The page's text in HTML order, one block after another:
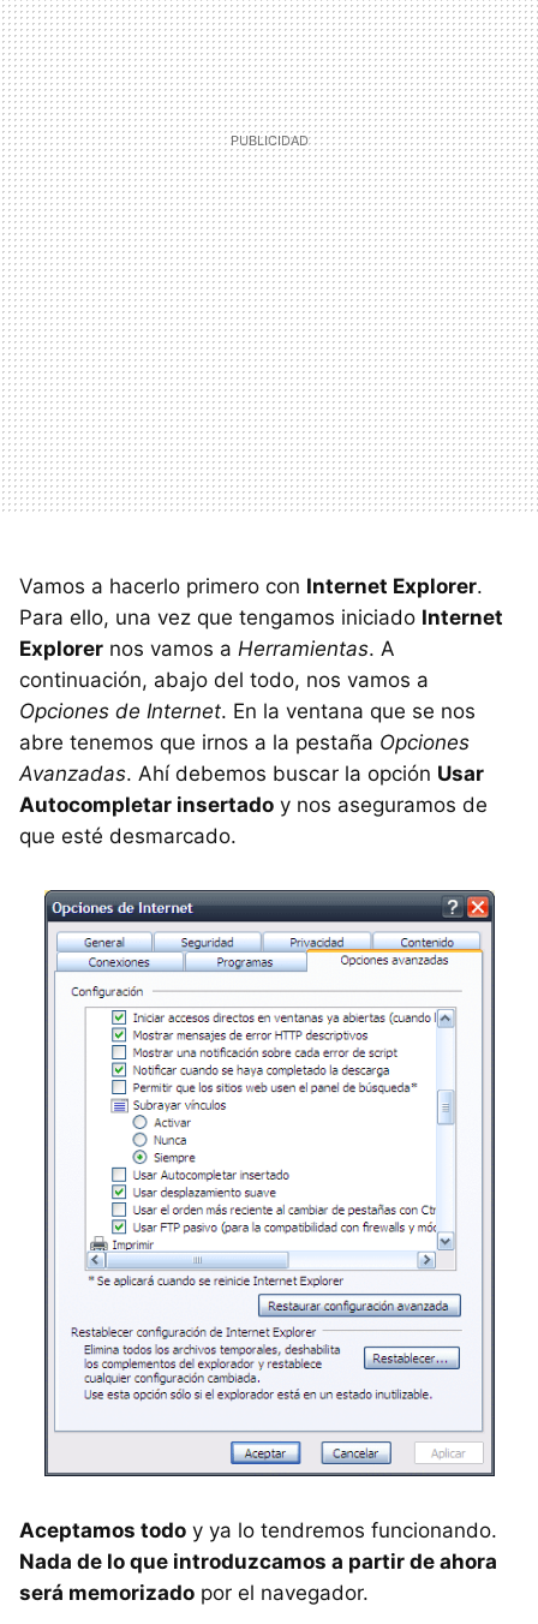
Vamos a hacerlo primero con Internet Explorer.
Para ello, una vez que tengamos iniciado Internet
Explorer nos vamos a Herramientas. A
continuación, abajo del todo, nos vamos a
Opciones de Internet. En la ventana que se nos
abre tenemos que irnos a la pestaña Opciones
Avanzadas. Ahí debemos buscar la opción Usar
Autocompletar insertado y nos aseguramos de
que esté desmarcado.
Aceptamos todo y ya lo tendremos funcionando.
Nada de lo que introduzcamos a partir de ahora
será memorizado por el navegador.